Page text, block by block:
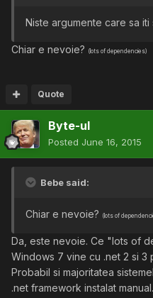
Niste argumente care sa iti
Chiar e nevoie? (lots of dependencies)
Quote
Byte-ul
Posted June 16, 2015
Bebe said:
Chiar e nevoie? (lots of
Da, este nevoie. Ce "lots of
Windows 7 vine cu .net 2 si 3
Probabil si majoritatea
.net framework instalat manual.